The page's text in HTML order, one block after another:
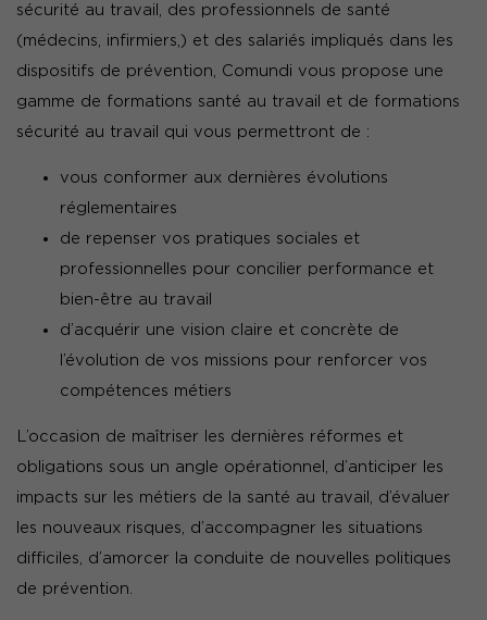
sécurité au travail, des professionnels de santé
(médecins, infirmiers,) et des salariés impliqués dans les
dispositifs de prévention, Comundi vous propose une
gamme de formations santé au travail et de formations
sécurité au travail qui vous permettront de :
vous conformer aux dernières évolutions
réglementaires
de repenser vos pratiques sociales et
professionnelles pour concilier performance et
bien-être au travail
d’acquérir une vision claire et concrète de
l’évolution de vos missions pour renforcer vos
compétences métiers
L’occasion de maîtriser les dernières réformes et
obligations sous un angle opérationnel, d’anticiper les
impacts sur les métiers de la santé au travail, d’évaluer
les nouveaux risques, d’accompagner les situations
difficiles, d’amorcer la conduite de nouvelles politiques
de prévention.